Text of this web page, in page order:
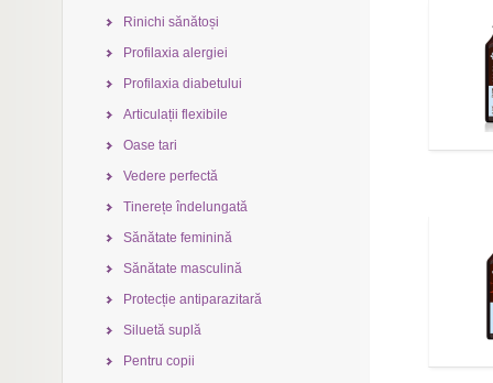
Rinichi sănătoși
Profilaxia alergiei
Profilaxia diabetului
Articulații flexibile
Oase tari
Vedere perfectă
Tinerețe îndelungată
Sănătate feminină
Sănătate masculină
Protecție antiparazitară
Siluetă suplă
Pentru copii